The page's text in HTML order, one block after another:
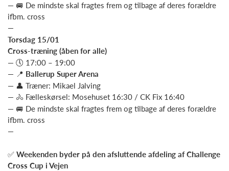
— 🚐 De mindste skal fragtes frem og tilbage af deres forældre
ifbm. cross
—
Torsdag 15/01
Cross-træning (åben for alle)
— 🕔 17:00 – 19:00
— 📍 Ballerup Super Arena
— 👤 Træner: Mikael Jalving
— 🚴 Fælleskørsel: Mosehuset 16:30 / CK Fix 16:40
— 🚐 De mindste skal fragtes frem og tilbage af deres forældre
ifbm. cross
—
✅ Weekenden byder på den afsluttende afdeling af Challenge
Cross Cup i Vejen